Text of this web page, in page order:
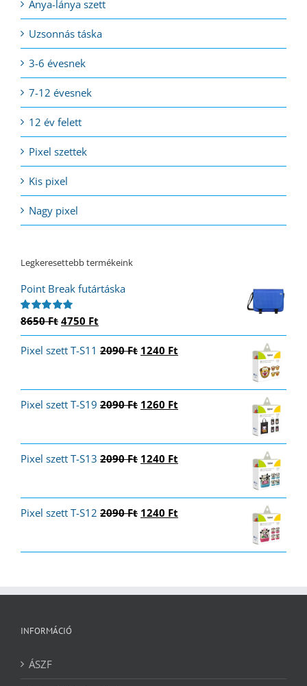
Anya-lánya szett
Uzsonnás táska
3-6 évesnek
7-12 évesnek
12 év felett
Pixel szettek
Kis pixel
Nagy pixel
Legkeresettebb termékeink
Point Break futártáska
Értékelés:
8650Ft Original
price
was:
4750 Ft
price
is:
Pixel szett T-S11 2090Ft Original
1240 Ft
Pixel szett T-S19 2090Ft Original
1260 Ft
Pixel szett T-S13 2090Ft Original
1240 Ft
Pixel szett T-S12 2090Ft Original
1240 Ft
INFORMÁCIÓ
ÁSZF